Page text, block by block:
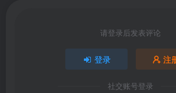
请登录后发表评论
登录 注
社交账号登录